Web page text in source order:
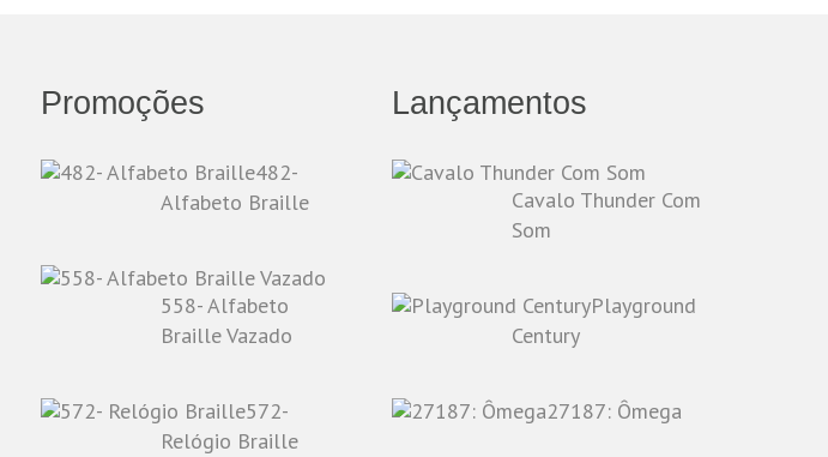
Promoções
482-
Alfabeto Braille
558- Alfabeto
Braille Vazado
572-
Relógio Braille
Lançamentos
Cavalo Thunder Com
Som
Playground
Century
27187: Ômega